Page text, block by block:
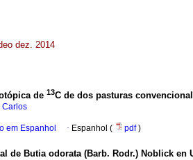
dez. 2014
de 13C de dos pasturas
Carlos
em Espanhol · Espanhol ( pdf)
de Butia odorata (Barb. Rodr.) Noblick en